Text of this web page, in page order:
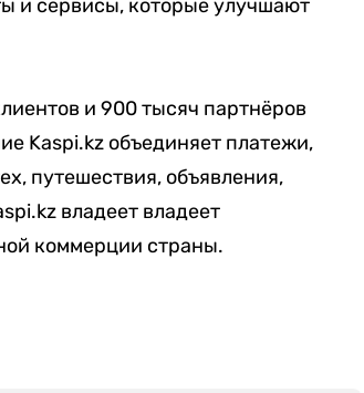
и сервисы, которые улучшают
и 900 тысяч партнёров
Kaspi.kz объединяет платежи,
путешествия, объявления,
владеет владеет
коммерции страны.